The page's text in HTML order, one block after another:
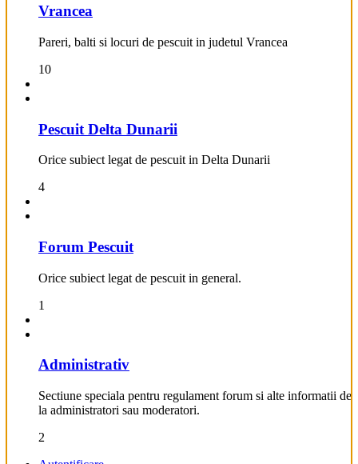
Vrancea
Pareri, balti si locuri de pescuit in judetul Vrancea
10
Pescuit Delta Dunarii
Orice subiect legat de pescuit in Delta Dunarii
4
Forum Pescuit
Orice subiect legat de pescuit in general.
1
Administrativ
Sectiune speciala pentru regulament forum si alte informatii de
la administratori sau moderatori.
2